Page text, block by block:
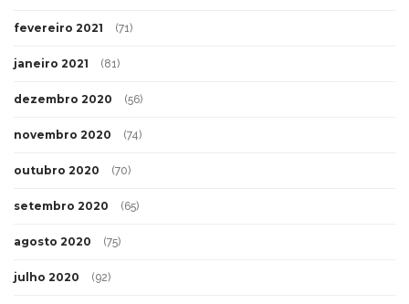
fevereiro 2021 (71)
janeiro 2021 (81)
dezembro 2020 (56)
novembro 2020 (74)
outubro 2020 (70)
setembro 2020 (65)
agosto 2020 (75)
julho 2020 (92)